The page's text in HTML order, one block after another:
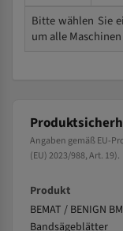
Bitte wählen Sie
um alle
Angaben gemäß EU-
(EU) 2023/988, Art. 19).
Produkt
BEMAT / BENIGN
Bandsägeblätter